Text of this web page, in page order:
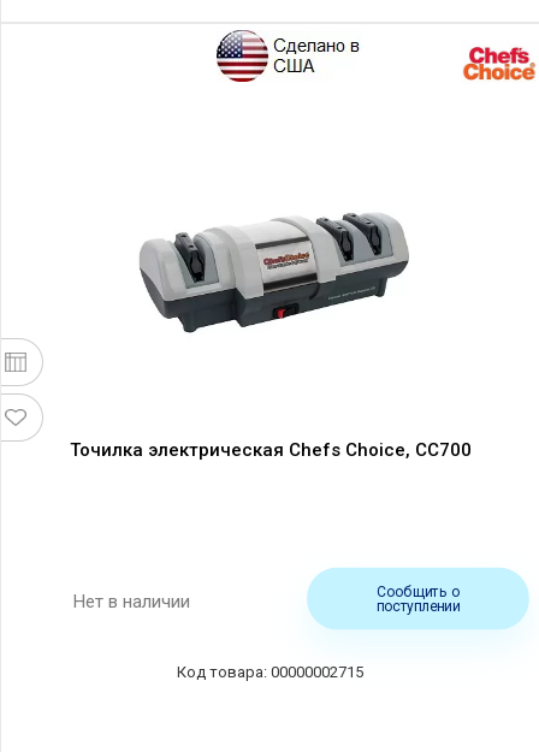
Точилка электрическая Chefs Choice, CC700
Нет в наличии
Сообщить о
поступлении
00000002715